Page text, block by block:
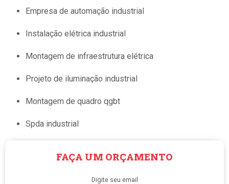
empresa de automação industrial
instalação elétrica industrial
montagem de infraestrutura elétrica
projeto de iluminação industrial
montagem de quadro qgbt
spda industrial
FAÇA UM ORÇAMENTO
Digite seu email